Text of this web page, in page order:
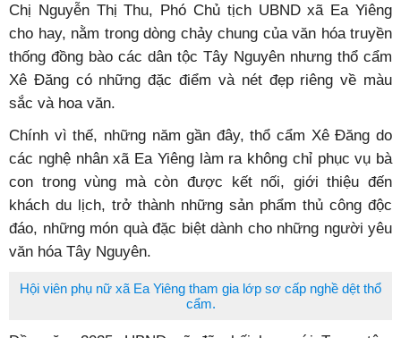
Chị Nguyễn Thị Thu, Phó Chủ tịch UBND xã Ea Yiêng
cho hay, nằm trong dòng chảy chung của văn hóa truyền
thống đồng bào các dân tộc Tây Nguyên nhưng thổ cẩm
Xê Đăng có những đặc điểm và nét đẹp riêng về màu
sắc và hoa văn.
Chính vì thế, những năm gần đây, thổ cẩm Xê Đăng do
các nghệ nhân xã Ea Yiêng làm ra không chỉ phục vụ bà
con trong vùng mà còn được kết nối, giới thiệu đến
khách du lịch, trở thành những sản phẩm thủ công độc
đáo, những món quà đặc biệt dành cho những người yêu
văn hóa Tây Nguyên.
Hội viên phụ nữ xã Ea Yiêng tham gia lớp sơ cấp nghề dệt thổ
cẩm.